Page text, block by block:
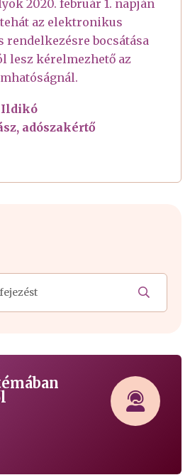
2020. február 1. napján
az elektronikus
bocsátása
lesz kérelmezhető az
Ildikó
adószakértő